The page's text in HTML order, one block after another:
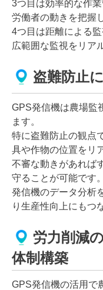
3つ目は効率的な作業
労働者の動きを把握
4つ目は距離による監
広範囲な監視をリア
盗難防止
GPS発信機は農場監
ます。
特に盗難防止の観点
具や作物の位置をリ
不審な動きがあれば
守ることが可能です。
発信機のデータ分析
り生産性向上にもつ
労力削減
体制構築
GPS発信機の活用で